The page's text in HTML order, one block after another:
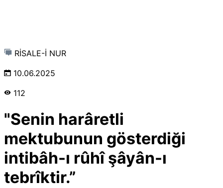
RİSALE-İ NUR
10.06.2025
112
"Senin harâretli
mektubunun gösterdiği
intibâh-ı rûhî şâyân-ı
tebrîktir.”